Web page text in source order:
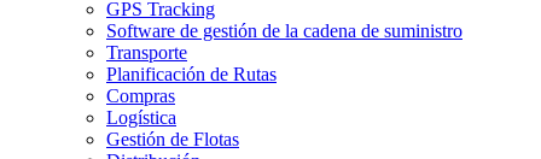
GPS Tracking
Software de gestión de la cadena de suministro
Transporte
Planificación de Rutas
Compras
Logística
Gestión de Flotas